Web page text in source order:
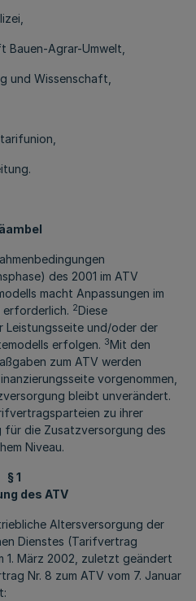
Agrar-Umwelt,
Wissenschaft,
des 2001 im ATV
macht Anpassungen im
2Diese
Leistungsseite und/oder der
erfolgen. 3Mit den
zum ATV werden
vorgenommen,
bleibt unverändert.
zu ihrer
für die Zusatzversorgung des
Niveau.
§ 1
des ATV
Altersversorgung der
Dienstes (Tarifvertrag
1. März 2002, zuletzt geändert
Nr. 8 zum ATV vom 7. Januar